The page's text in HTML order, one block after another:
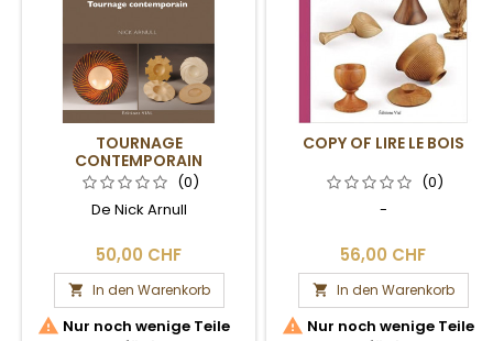
TOURNAGE
CONTEMPORAIN
(0)
De Nick Arnull
50,00 CHF
 In den Warenkorb
 Nur noch wenige Teile
COPY OF LIRE LE BOIS
(0)
-
56,00 CHF
 In den Warenkorb
 Nur noch wenige Teile